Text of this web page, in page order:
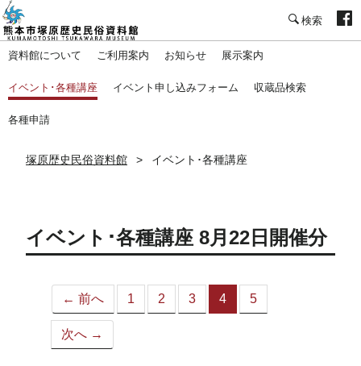
資料館について ご利用案内 お知らせ 展示案内
イベント･各種講座 イベント申し込みフォーム 収蔵品検索
各種申請
塚原歴史民俗資料館 イベント･各種講座
イベント･各種講座 8月22日開催分
← 前へ 1 2 3 4
（こ
5
次へ →